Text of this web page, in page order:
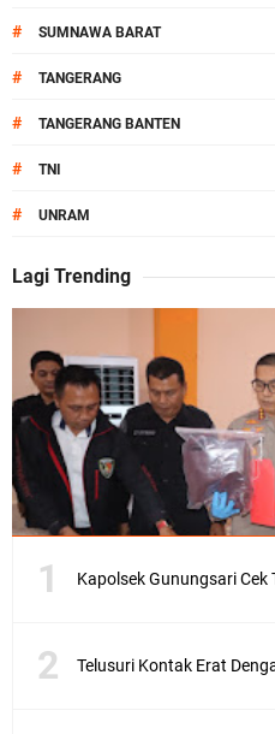
# SUMNAWA BARAT
# TANGERANG
# TANGERANG BANTEN
# TNI
# UNRAM
Lagi Trending